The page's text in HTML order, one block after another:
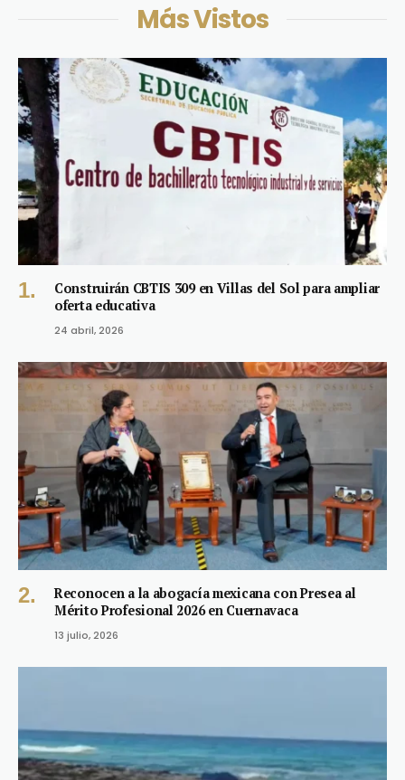
Más Vistos
Construirán CBTIS 309 en Villas del Sol para ampliar
oferta educativa
24 abril, 2026
Reconocen a la abogacía mexicana con Presea al
Mérito Profesional 2026 en Cuernavaca
13 julio, 2026